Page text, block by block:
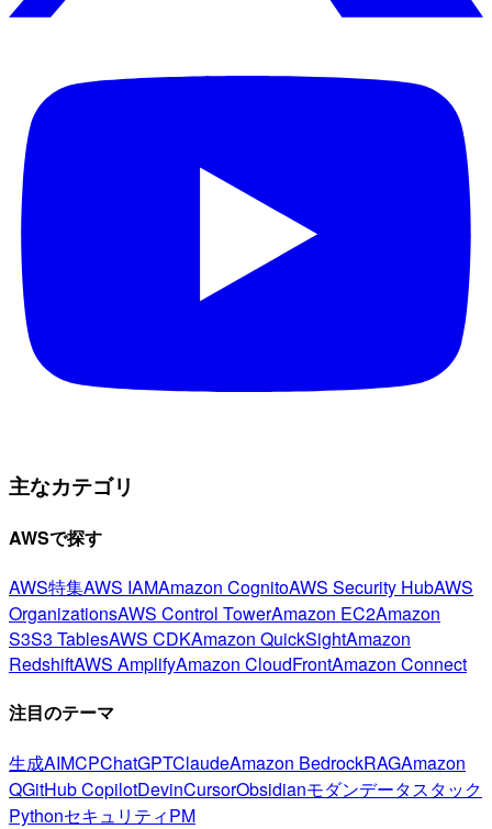
主なカテゴリ
AWSで探す
AWS特集AWS IAMAmazon CognitoAWS Security HubAWS
OrganizationsAWS Control TowerAmazon EC2Amazon
S3S3 TablesAWS CDKAmazon QuickSightAmazon
RedshiftAWS AmplifyAmazon CloudFrontAmazon Connect
注目のテーマ
生成AIMCPChatGPTClaudeAmazon BedrockRAGAmazon
QGitHub CopilotDevinCursorObsidianモダンデータスタック
PythonセキュリティPM